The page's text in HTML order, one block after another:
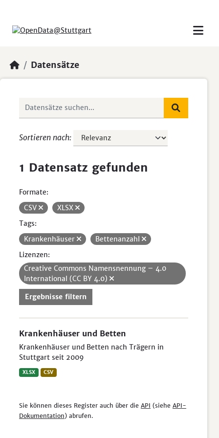
Datensätze
Sortieren nach
1 Datensatz gefunden
Formate:
CSV
XLSX
Tags:
Krankenhäuser
Bettenanzahl
Lizenzen:
Creative Commons Namensnennung – 4.0
International (CC BY 4.0)
Ergebnisse filtern
Krankenhäuser und Betten
Krankenhäuser und Betten nach Trägern in
Stuttgart seit 2009
XLSX CSV
Sie können dieses Register auch über die API (siehe API-
Dokumentation) abrufen.